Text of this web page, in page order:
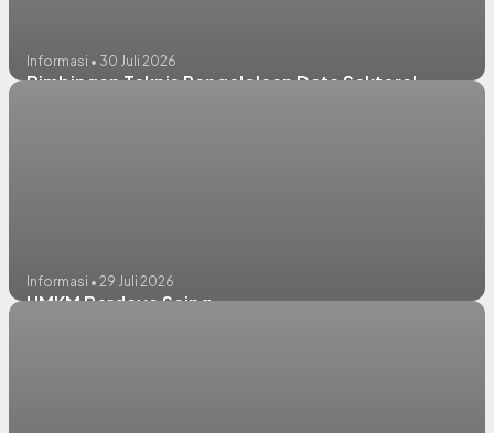
Informasi • 30 Juli 2026
Bimbingan Teknis Pengelolaan Data Sektoral
Informasi • 29 Juli 2026
UMKM Berdaya Saing